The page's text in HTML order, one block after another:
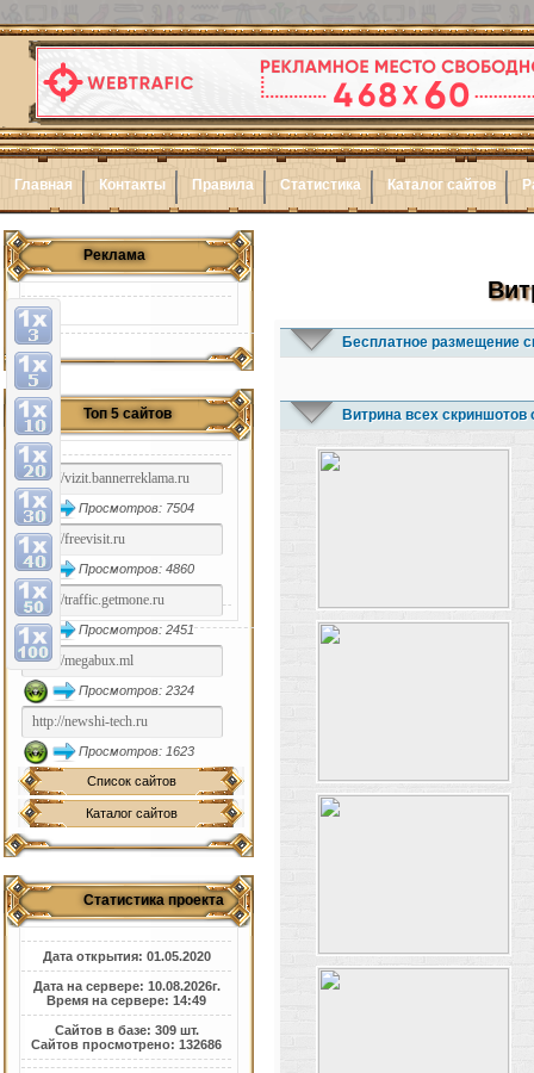
Главная Контакты Правила Статистика Каталог сайтов
Реклама
Топ 5 сайтов
Просмотров: 7504
Просмотров: 4860
Просмотров: 2451
Просмотров: 2324
Просмотров: 1623
Список сайтов
Каталог сайтов
Статистика проекта
Дата открытия: 01.05.2020
Дата на сервере: 10.08.2026г.
Время на сервере: 14:49
Сайтов в базе: 309 шт.
Сайтов просмотрено: 132686
Бесплатное размещение
Витрина всех скриншотов